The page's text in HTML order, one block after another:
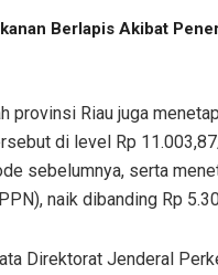
Berlapis Akibat
provinsi Riau juga
di level Rp
sebelumnya, serta
naik dibanding Rp
Direktorat Jenderal